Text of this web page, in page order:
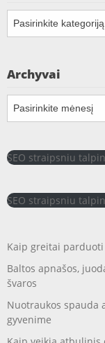
Archyvai
SEO straipsniu
SEO straipsniu
Kaip greitai
Baltos apnašos,
švaros
Nuotraukos spauda
gyvenime